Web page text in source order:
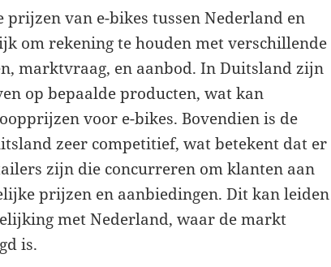
van e-bikes tussen Nederland en
om rekening te houden met verschillende
marktvraag, en aanbod. In Duitsland zijn
op bepaalde producten, wat kan
voor e-bikes. Bovendien is de
zeer competitief, wat betekent dat er
zijn die concurreren om klanten aan
prijzen en aanbiedingen. Dit kan leiden
met Nederland, waar de markt
is.